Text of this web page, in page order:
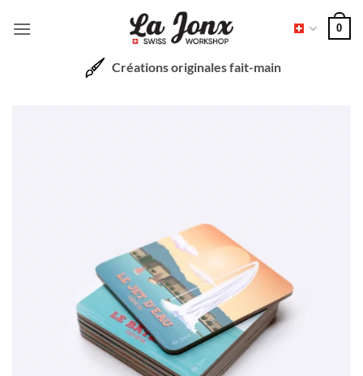
0
Créations originales fait-main